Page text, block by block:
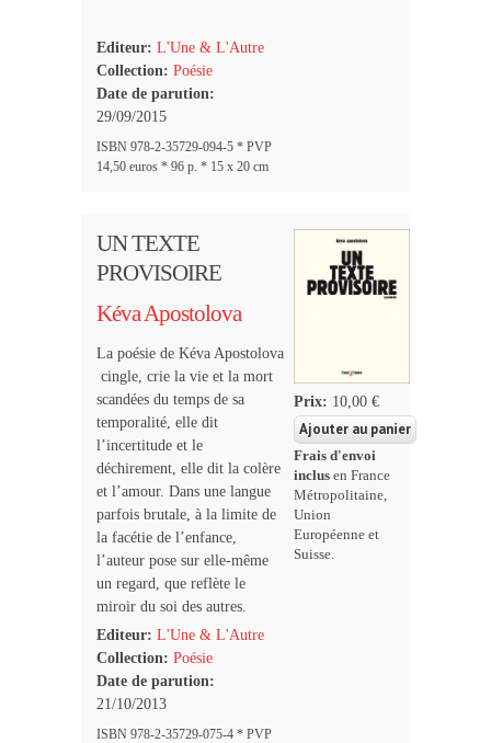
Editeur: L'Une & L'Autre
Collection: Poésie
Date de parution:
29/09/2015
ISBN 978-2-35729-094-5 * PVP
14,50 euros * 96 p. * 15 x 20 cm
UN TEXTE
PROVISOIRE
Kéva Apostolova
La poésie de Kéva Apostolova
cingle, crie la vie et la mort
scandées du temps de sa
temporalité, elle dit
l’incertitude et le
déchirement, elle dit la colère
et l’amour. Dans une langue
parfois brutale, à la limite de
la facétie de l’enfance,
l’auteur pose sur elle-même
un regard, que reflète le
miroir du soi des autres.
Editeur: L'Une & L'Autre
Collection: Poésie
Date de parution:
21/10/2013
ISBN 978-2-35729-075-4 * PVP
Prix: 10,00 €
Frais d'envoi
inclus en France
Métropolitaine,
Union
Européenne et
Suisse.